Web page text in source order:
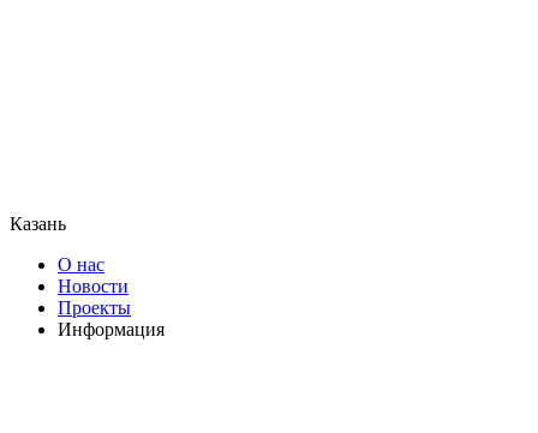
Казань
О нас
Новости
Проекты
Информация